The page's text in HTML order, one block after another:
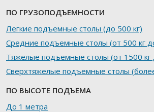
ПО ГРУЗОПОДЪЕМНОСТИ
Легкие подъемные столы (до 500 кг)
Средние подъемные столы (от 500 кг
Тяжелые подъемные столы (от 1500 кг
Сверхтяжелые подъемные столы
ПО ВЫСОТЕ ПОДЪЕМА
До 1 метра